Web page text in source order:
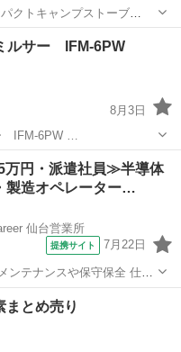
クトキャンプストーブ
WINDS
ルサー IFM-6PW
8月3日
ルサー
円・派遣社員≫半導体
製造オペレーター…
仙台営業所
提携サイト 7月22日
ナンスや保守保全 仕事
で半導体製造装置の保守・
まとめ売り